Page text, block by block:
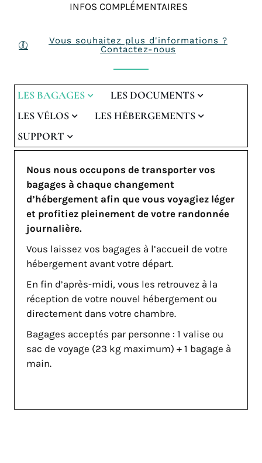
INFOS COMPLÉMENTAIRES
Vous souhaitez plus d'informations ?
Contactez-nous
LES BAGAGES
LES DOCUMENTS
LES VÉLOS
LES HÉBERGEMENTS
SUPPORT
Nous nous occupons de transporter vos
bagages à chaque changement
d’hébergement afin que vous voyagiez léger
et profitiez pleinement de votre randonnée
journalière.
Vous laissez vos bagages à l’accueil de votre
hébergement avant votre départ.
En fin d’après-midi, vous les retrouvez à la
réception de votre nouvel hébergement ou
directement dans votre chambre.
Bagages acceptés par personne : 1 valise ou
sac de voyage (23 kg maximum) + 1 bagage à
main.